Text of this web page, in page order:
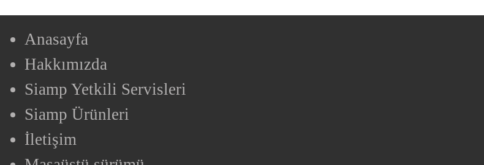
Anasayfa
Hakkımızda
Siamp Yetkili Servisleri
Siamp Ürünleri
İletişim